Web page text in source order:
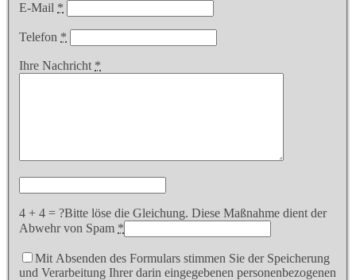
E-Mail *
Telefon *
Ihre Nachricht *
4 + 4 = ?Bitte löse die Gleichung. Diese Maßnahme dient der
Abwehr von Spam *
Mit Absenden des Formulars stimmen Sie der Speicherung
und Verarbeitung Ihrer darin eingegebenen personenbezogenen